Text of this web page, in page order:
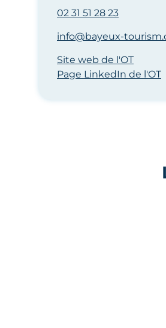
02 31 51 28 23
info@bayeux-
Site web de l'OT
Page LinkedIn de l'OT